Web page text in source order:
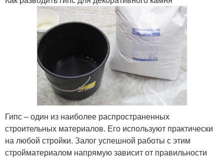
Гипс – один из наиболее распространенных
строительных материалов. Его используют практически
на любой стройки. Залог успешной работы с этим
стройматериалом напрямую зависит от правильности